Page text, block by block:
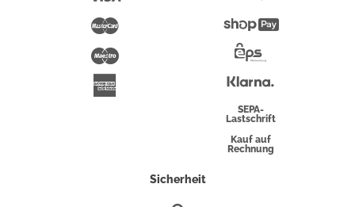
Maestro
PayShopify
Überweisung
SEPA-
Lastschrift
Kauf auf
Rechnung
Sicherheit